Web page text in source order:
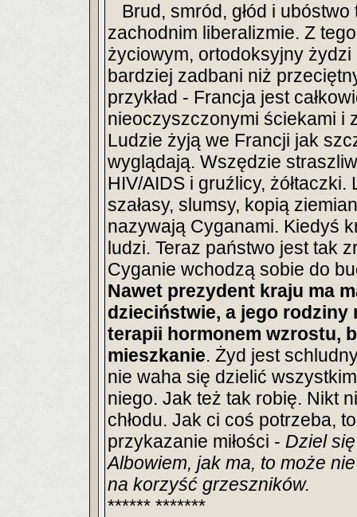
Brud, smród, głód i
zachodnim liberalizmie. Z
życiowym, ortodoksyjny
bardziej zadbani niż
przykład - Francja jest
nieoczyszczonymi ściekami i
Ludzie żyją we Francji jak
wyglądają. Wszędzie
HIV/AIDS i gruźlicy,
szałasy, slumsy, kopią
nazywają Cyganami. Kiedyś
ludzi. Teraz państwo jest tak
Cyganie wchodzą sobie do
Nawet prezydent kraju ma
dzieciństwie, a jego rodziny
terapii hormonem wzrostu,
mieszkanie. Żyd jest
nie waha się dzielić
niego. Jak też tak robię. Nikt
chłodu. Jak ci coś potrzeba,
przykazanie miłości - Dziel
Albowiem, jak ma, to może
na korzyść grzeszników.
****** *******